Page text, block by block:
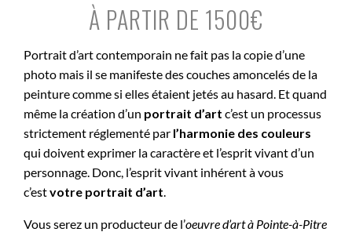
À PARTIR DE 1500€
Portrait d’art contemporain ne fait pas la copie d’une
photo mais il se manifeste des couches amoncelés de la
peinture comme si elles étaient jetés au hasard. Et quand
même la création d’un portrait d’art c’est un processus
strictement réglementé par l’harmonie des couleurs
qui doivent exprimer la caractère et l’esprit vivant d’un
personnage. Donc, l’esprit vivant inhérent à vous
c’estvotre portrait d’art.
Vous serez un producteur de l’oeuvre d’art à Pointe-à-Pitre